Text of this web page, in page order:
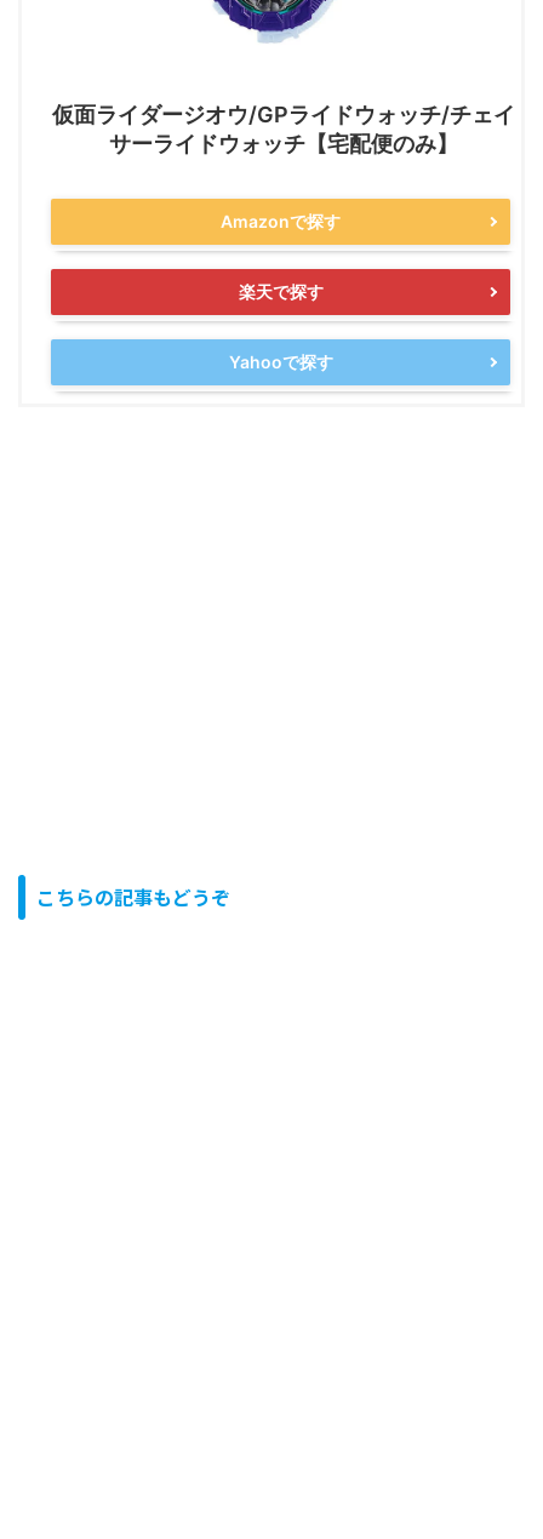
仮面ライダージオウ/GPライドウォッチ/チェイ
サーライドウォッチ【宅配便のみ】
Amazonで探す
楽天で探す
Yahooで探す
こちらの記事もどうぞ